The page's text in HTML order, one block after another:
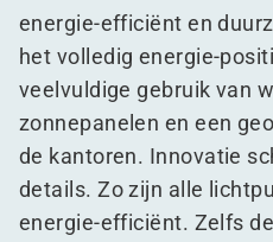
energie-efficiënt en
het volledig energie-
veelvuldige gebruik van
zonnepanelen en een
de kantoren. Innovatie
details. Zo zijn alle
energie-efficiënt. Zelfs